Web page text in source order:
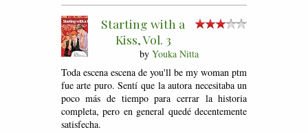
Starting with a
Kiss, Vol. 3
by Youka Nitta
Toda escena escena de you'll be my woman ptm
fue arte puro. Sentí que la autora necesitaba un
poco más de tiempo para cerrar la historia
completa, pero en general quedé decentemente
satisfecha.